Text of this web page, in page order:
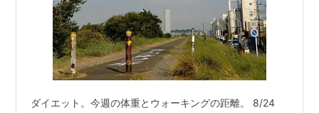
ダイエット。今週の体重とウォーキングの距離。 8/24